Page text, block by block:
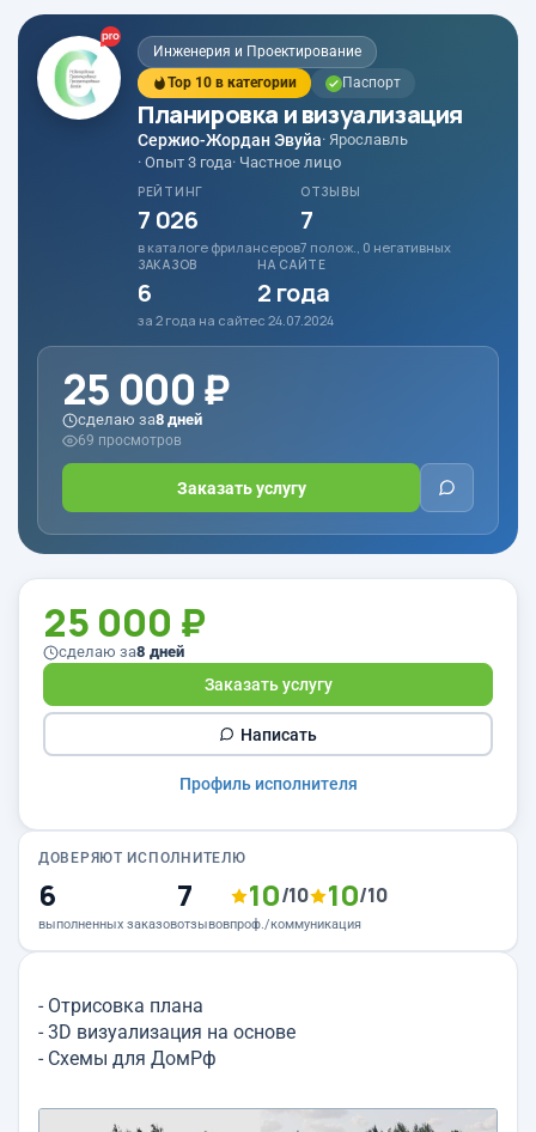
Инженерия и Проектирование
Top 10 в категории
Паспорт
Планировка и визуализация
Сержио-Жордан Эвуйа· Ярославль
· Опыт 3 года· Частное лицо
РЕЙТИНГ
7 026
в каталоге фрилансеров
ОТЗЫВЫ
7
7 полож., 0 негативных
ЗАКАЗОВ
6
за 2 года на сайте
НА САЙТЕ
2 года
с 24.07.2024
25 000 ₽
сделаю за8 дней
69 просмотров
Заказать услугу
- Отрисовка плана
- 3D визуализация на основе
- Схемы для ДомРф
25 000 ₽
сделаю за8 дней
Заказать услугу
Написать
Профиль исполнителя
ДОВЕРЯЮТ ИСПОЛНИТЕЛЮ
6
выполненных заказов
7
отзывов
10/10 10/10
проф./коммуникация